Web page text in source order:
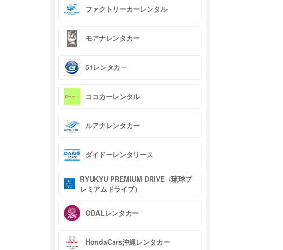
ファクトリーカーレンタル
モアナレンタカー
51レンタカー
ココカーレンタル
ルアナレンタカー
ダイドーレンタリース
RYUKYU PREMIUM DRIVE（琉球プ
レミアムドライブ）
ODALレンタカー
HondaCars沖縄レンタカー